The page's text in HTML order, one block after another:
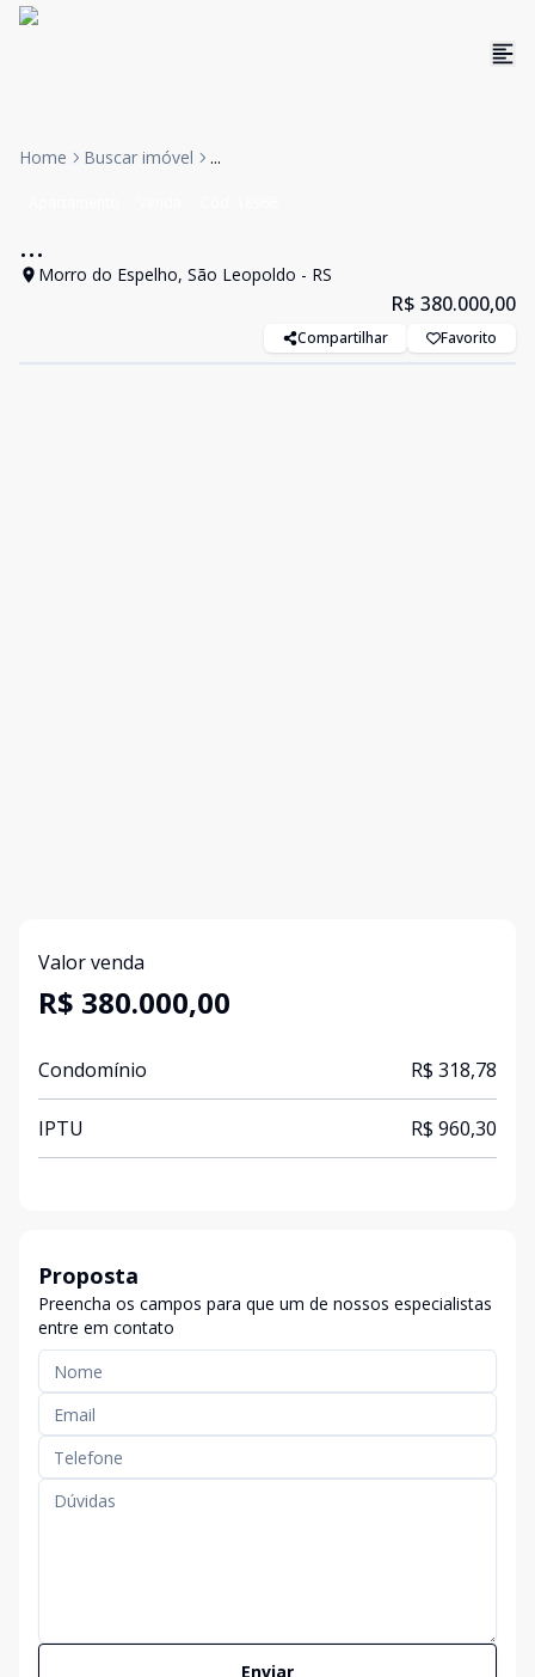
Home Buscar imóvel ...
...
Morro do Espelho, São Leopoldo - RS
R$ 380.000,00
Compartilhar Favorito
Valor venda
R$ 380.000,00
Condomínio R$ 318,78
IPTU R$ 960,30
Proposta
Preencha os campos para que um de nossos especialistas
entre em contato
Enviar